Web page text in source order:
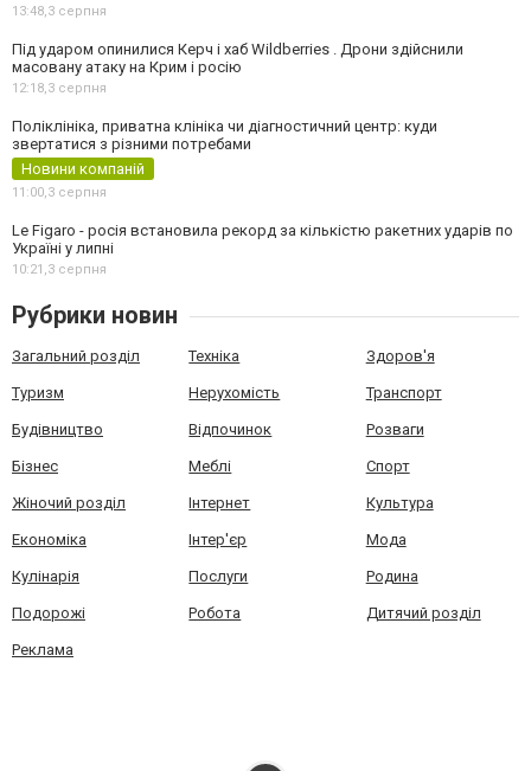
13:48,3 серпня
Під ударом опинилися Керч і хаб Wildberries . Дрони здійснили
масовану атаку на Крим і росію
12:18,3 серпня
Поліклініка, приватна клініка чи діагностичний центр: куди
звертатися з різними потребами
Новини компаній
11:00,3 серпня
Le Figaro - росія встановила рекорд за кількістю ракетних ударів по
Україні у липні
10:21,3 серпня
Рубрики новин
Загальний розділ Техніка Здоров'я
Туризм Нерухомість Транспорт
Будівництво Відпочинок Розваги
Бізнес Меблі Спорт
Жіночий розділ Інтернет Культура
Економіка Інтер'єр Мода
Кулінарія Послуги Родина
Подорожі Робота Дитячий розділ
Реклама